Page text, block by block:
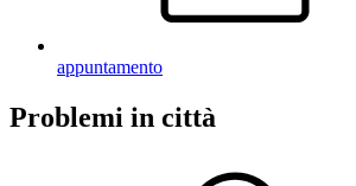
appuntamento
Problemi in città